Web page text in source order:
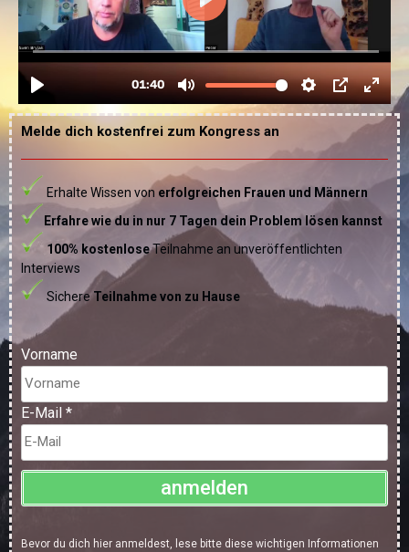
Melde dich kostenfrei zum Kongress an
Erhalte Wissen von erfolgreichen Frauen und Männern
Erfahre wie du in nur 7 Tagen dein Problem lösen kannst
100% kostenloseTeilnahme an unveröffentlichten
Interviews
SichereTeilnahme von zu Hause
Vorname
E-Mail *
anmelden
Bevor du dich hier anmeldest, lese bitte diese wichtigen Informationen